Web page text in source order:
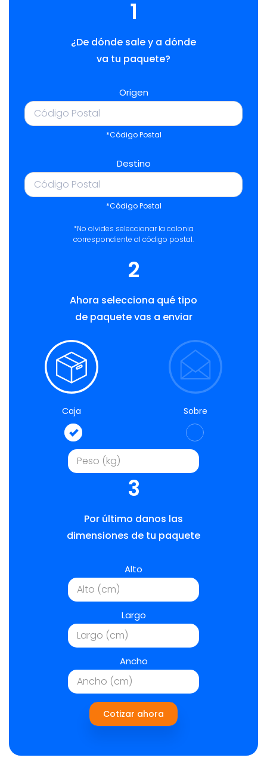
1
¿De dónde sale y a dónde
va tu paquete?
Origen
*Código Postal
Destino
*Código Postal
*No olvides seleccionar la colonia
correspondiente al código postal.
2
Ahora selecciona qué tipo
de paquete vas a enviar
Caja Sobre
3
Por último danos las
dimensiones de tu paquete
Alto
Largo
Ancho
Cotizar ahora